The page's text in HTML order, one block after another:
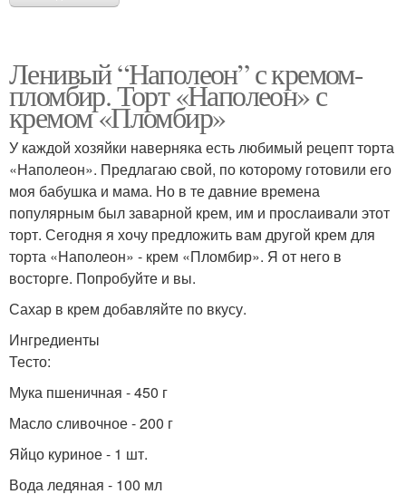
Ленивый “Наполеон” с кремом-
пломбир. Торт «Наполеон» с
кремом «Пломбир»
У каждой хозяйки наверняка есть любимый рецепт торта
«Наполеон». Предлагаю свой, по которому готовили его
моя бабушка и мама. Но в те давние времена
популярным был заварной крем, им и прослаивали этот
торт. Сегодня я хочу предложить вам другой крем для
торта «Наполеон» - крем «Пломбир». Я от него в
восторге. Попробуйте и вы.
Сахар в крем добавляйте по вкусу.
Ингредиенты
Тесто:
Мука пшеничная - 450 г
Масло сливочное - 200 г
Яйцо куриное - 1 шт.
Вода ледяная - 100 мл